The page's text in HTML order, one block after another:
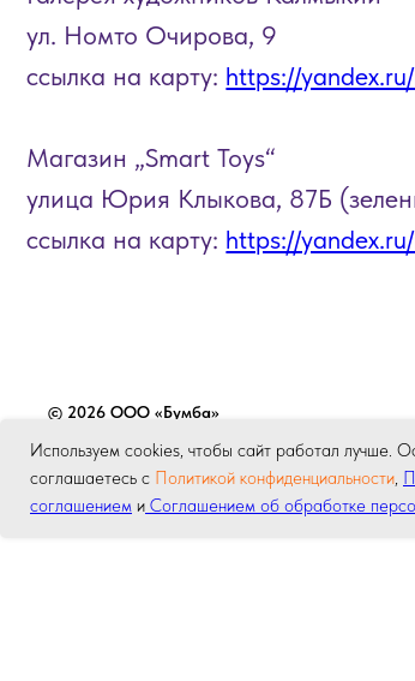
Используем cookies, чтобы сайт работал лучше.
соглашаетесь с Политикой конфиденциальности,
соглашением и Соглашением об обработке
улица Юрия Клыкова, 87Б (зеленый
ссылка на карту:
https://yandex.ru/
© 2026 ООО «Бумба»